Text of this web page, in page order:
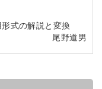
式の解説と変換
尾野道男